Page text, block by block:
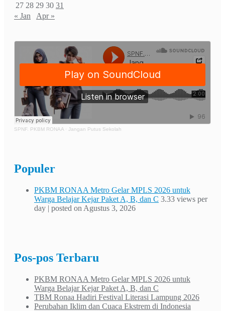
27 28 29 30 31
« Jan
Apr »
SPNF. PKBM RONAA · Jangan Putus Sekolah
Populer
PKBM RONAA Metro Gelar MPLS 2026 untuk
Warga Belajar Kejar Paket A, B, dan C 3.33 views per
day | posted on Agustus 3, 2026
Pos-pos Terbaru
PKBM RONAA Metro Gelar MPLS 2026 untuk
Warga Belajar Kejar Paket A, B, dan C
TBM Ronaa Hadiri Festival Literasi Lampung 2026
Perubahan Iklim dan Cuaca Ekstrem di Indonesia